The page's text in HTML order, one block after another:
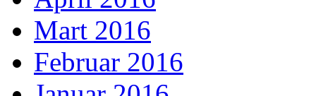
Mart 2016
Februar 2016